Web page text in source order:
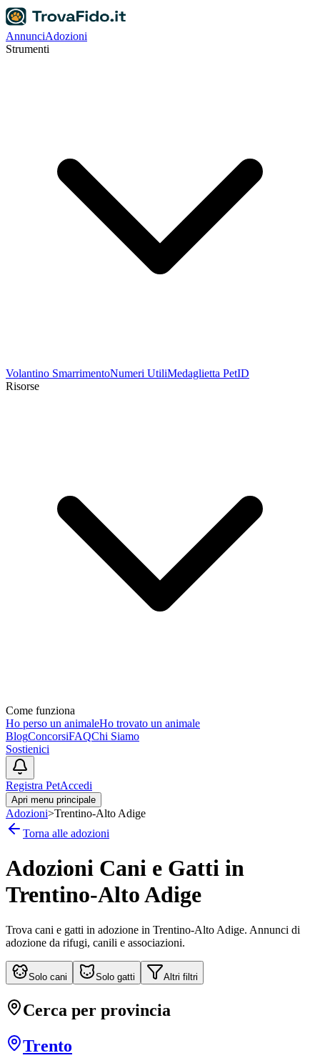
AnnunciAdozioni
Strumenti
Volantino SmarrimentoNumeri UtiliMedaglietta PetID
Risorse
Come funziona
Ho perso un animaleHo trovato un animale
BlogConcorsiFAQChi Siamo
Sostienici
Registra PetAccedi
Apri menu principale
Adozioni>Trentino-Alto Adige
Torna alle adozioni
Adozioni Cani e Gatti in
Trentino-Alto Adige
Trova cani e gatti in adozione in Trentino-Alto Adige. Annunci di
adozione da rifugi, canili e associazioni.
Solo cani Solo gatti Altri filtri
Cerca per provincia
Trento